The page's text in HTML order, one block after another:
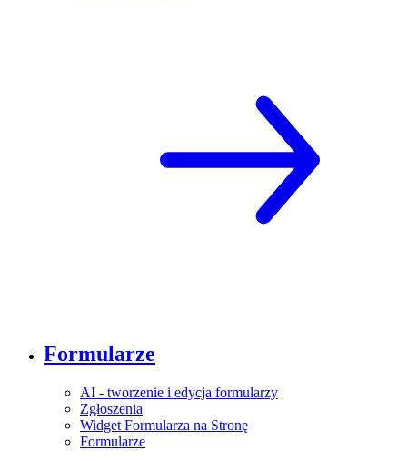
Formularze
AI - tworzenie i edycja formularzy
Zgłoszenia
Widget Formularza na Stronę
Formularze